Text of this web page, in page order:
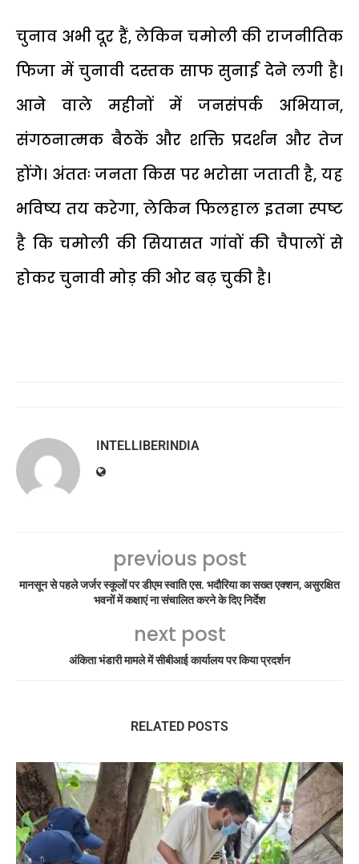
चुनाव अभी दूर हैं, लेकिन चमोली की राजनीतिक
फिजा में चुनावी दस्तक साफ सुनाई देने लगी है।
आने वाले महीनों में जनसंपर्क अभियान,
संगठनात्मक बैठकें और शक्ति प्रदर्शन और तेज
होंगे। अंततः जनता किस पर भरोसा जताती है, यह
भविष्य तय करेगा, लेकिन फिलहाल इतना स्पष्ट
है कि चमोली की सियासत गांवों की चैपालों से
होकर चुनावी मोड़ की ओर बढ़ चुकी है।
INTELLIBERINDIA
previous post
मानसून से पहले जर्जर स्कूलों पर डीएम स्वाति एस. भदौरिया का सख्त एक्शन, असुरक्षित
भवनों में कक्षाएं ना संचालित करने के दिए निर्देश
next post
अंकिता भंडारी मामले में सीबीआई कार्यालय पर किया प्रदर्शन
RELATED POSTS